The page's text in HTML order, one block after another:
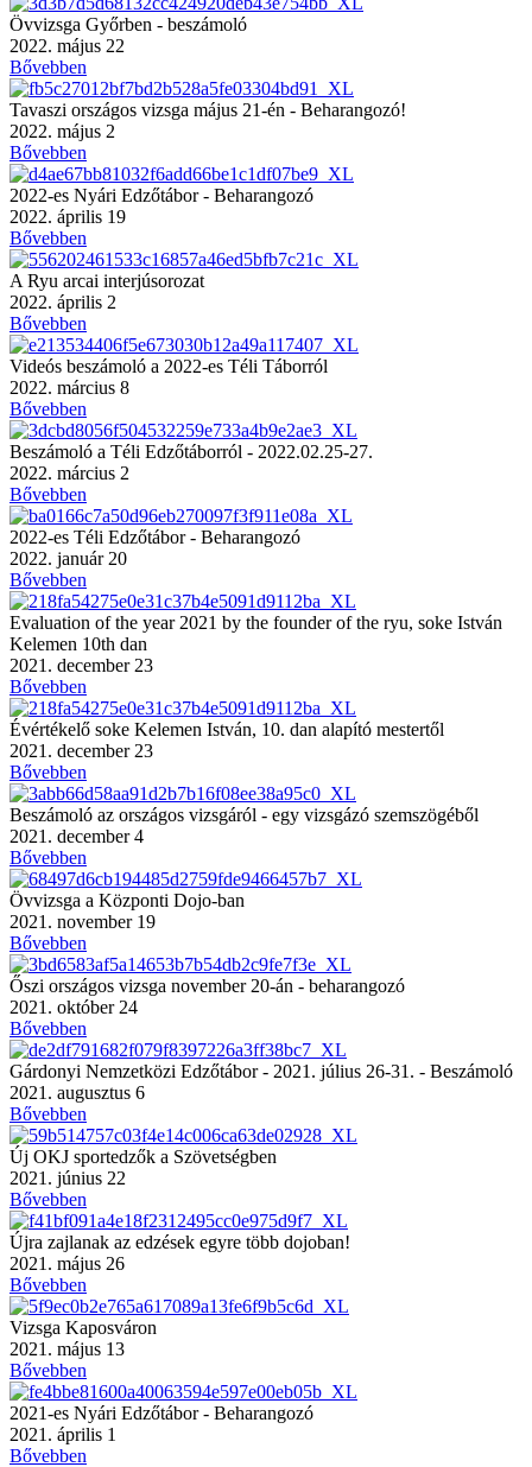
Övvizsga Győrben - beszámoló
2022. május 22
Bővebben
Tavaszi országos vizsga május 21-én - Beharangozó!
2022. május 2
Bővebben
2022-es Nyári Edzőtábor - Beharangozó
2022. április 19
Bővebben
A Ryu arcai interjúsorozat
2022. április 2
Bővebben
Videós beszámoló a 2022-es Téli Táborról
2022. március 8
Bővebben
Beszámoló a Téli Edzőtáborról - 2022.02.25-27.
2022. március 2
Bővebben
2022-es Téli Edzőtábor - Beharangozó
2022. január 20
Bővebben
Evaluation of the year 2021 by the founder of the ryu, soke István
Kelemen 10th dan
2021. december 23
Bővebben
Évértékelő soke Kelemen István, 10. dan alapító mestertől
2021. december 23
Bővebben
Beszámoló az országos vizsgáról - egy vizsgázó szemszögéből
2021. december 4
Bővebben
Övvizsga a Központi Dojo-ban
2021. november 19
Bővebben
Őszi országos vizsga november 20-án - beharangozó
2021. október 24
Bővebben
Gárdonyi Nemzetközi Edzőtábor - 2021. július 26-31. - Beszámoló
2021. augusztus 6
Bővebben
Új OKJ sportedzők a Szövetségben
2021. június 22
Bővebben
Újra zajlanak az edzések egyre több dojoban!
2021. május 26
Bővebben
Vizsga Kaposváron
2021. május 13
Bővebben
2021-es Nyári Edzőtábor - Beharangozó
2021. április 1
Bővebben